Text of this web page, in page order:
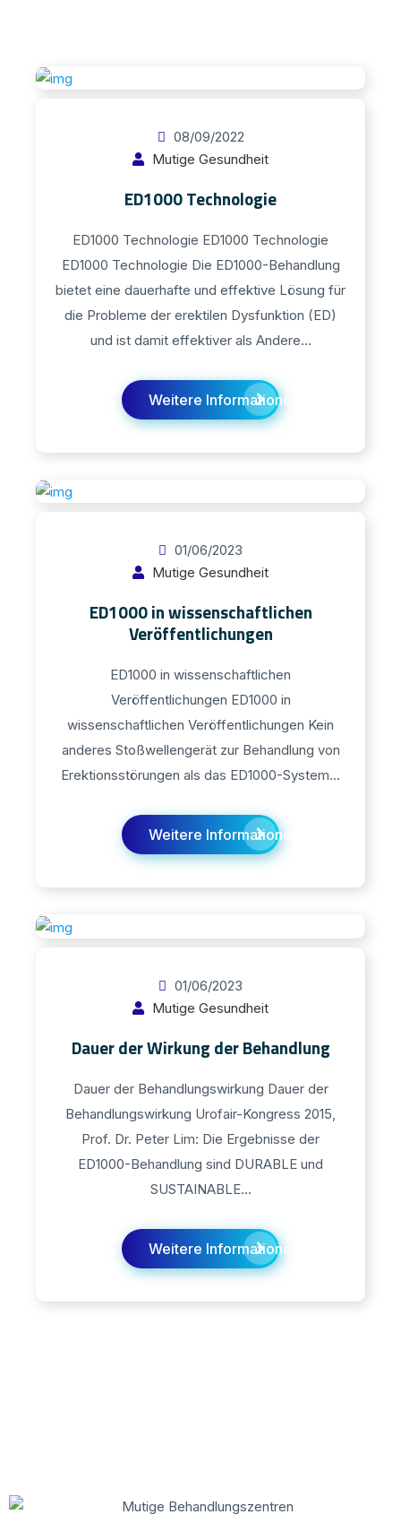
08/09/2022
Mutige Gesundheit
ED1000 Technologie
ED1000 Technologie ED1000 Technologie
ED1000 Technologie Die ED1000-Behandlung
bietet eine dauerhafte und effektive Lösung für
die Probleme der erektilen Dysfunktion (ED)
und ist damit effektiver als Andere...
Weitere Informationen finden Sie hier
01/06/2023
Mutige Gesundheit
ED1000 in wissenschaftlichen
Veröffentlichungen
ED1000 in wissenschaftlichen
Veröffentlichungen ED1000 in
wissenschaftlichen Veröffentlichungen Kein
anderes Stoßwellengerät zur Behandlung von
Erektionsstörungen als das ED1000-System...
Weitere Informationen finden Sie hier
01/06/2023
Mutige Gesundheit
Dauer der Wirkung der Behandlung
Dauer der Behandlungswirkung Dauer der
Behandlungswirkung Urofair-Kongress 2015,
Prof. Dr. Peter Lim: Die Ergebnisse der
ED1000-Behandlung sind DURABLE und
SUSTAINABLE...
Weitere Informationen finden Sie hier